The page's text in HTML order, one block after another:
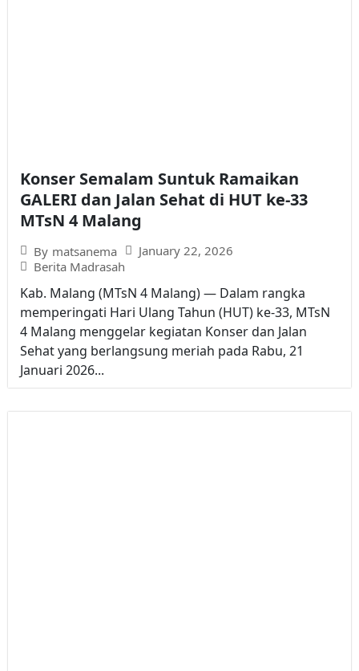
Konser Semalam Suntuk Ramaikan
GALERI dan Jalan Sehat di HUT ke-33
MTsN 4 Malang
By matsanema
January 22, 2026
Berita Madrasah
Kab. Malang (MTsN 4 Malang) — Dalam rangka
memperingati Hari Ulang Tahun (HUT) ke-33, MTsN
4 Malang menggelar kegiatan Konser dan Jalan
Sehat yang berlangsung meriah pada Rabu, 21
Januari 2026...